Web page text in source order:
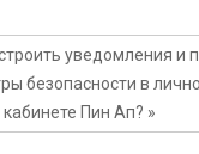
уведомления и п
безопасности в
Пин Ап? »